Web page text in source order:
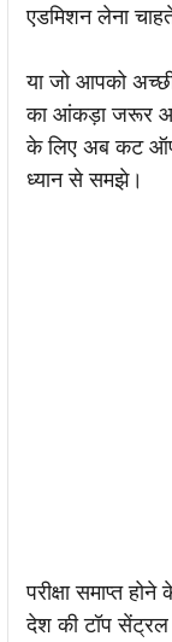
एडमिशन लेना
या जो आपको
का आंकड़ा जरूर
के लिए अब कट ऑफ
ध्यान से समझे।
परीक्षा समाप्त
देश की टॉप